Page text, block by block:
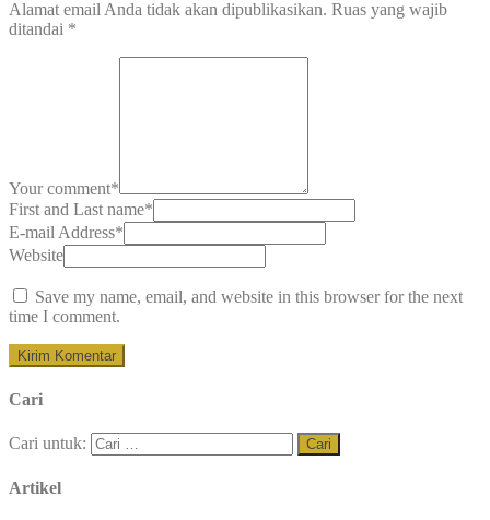
Alamat email Anda tidak akan dipublikasikan. Ruas yang wajib
ditandai *
Your comment*
First and Last name*
E-mail Address*
Website
Save my name, email, and website in this browser for the next
time I comment.
Cari
Cari untuk:
Artikel